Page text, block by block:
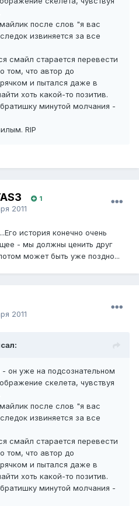
после слов "я вас
извиняется за все
смайл старается перевести
том, что автор до
и пытался даже в
хоть какой-то позитив.
минутой молчания -
RIP
1
2011
история конечно очень
- мы должны ценить друг
может быть уже поздно...
2011
он уже на подсознательном
скелета, чувствуя
после слов "я вас
извиняется за все
смайл старается перевести
том, что автор до
и пытался даже в
хоть какой-то позитив.
минутой молчания -